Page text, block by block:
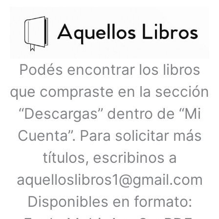
Podés encontrar los libros
que compraste en la sección
“Descargas” dentro de “Mi
Cuenta”. Para solicitar más
títulos, escribinos a
aquelloslibros1@gmail.com
Disponibles en formato:
principal